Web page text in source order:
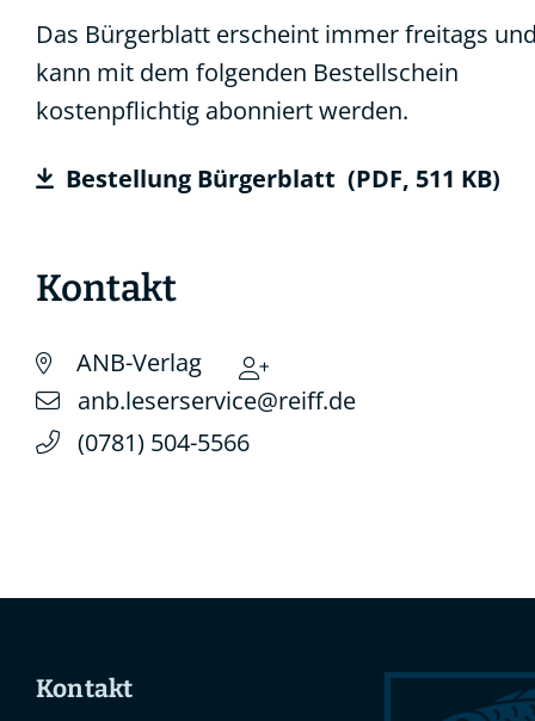
Das Bürgerblatt erscheint immer freitags
kann mit dem folgenden Bestellschein
kostenpflichtig abonniert werden.
Bestellung Bürgerblatt (PDF, 511 KB)
Kontakt
ANB-Verlag
anb.leserservice@reiff.de
(0781) 504-5566
Kontakt